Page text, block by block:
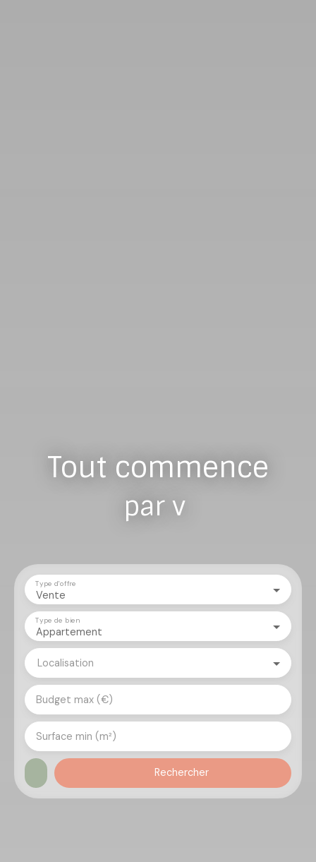
Tout commence
par vous
Vente
Type d'offre
Appartement
Type de bien
Localisation
Budget max (€)
Surface min (m²)
Rechercher